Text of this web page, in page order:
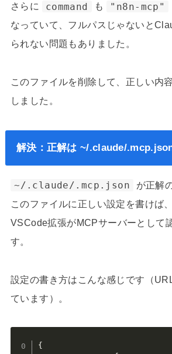
さらに command も "n8n-mcp"
なっていて、フルパスじゃないと
られない問題もありました。
このファイルを削除して、正しい内
しました。
解決：正解は ~/.claude/
~/.claude/.mcp.json
が正解
このファイルに正しい設定を書けば
VSCode拡張がMCPサーバーとして
す。
設定の書き方はこんな感じです（
ています）。
{